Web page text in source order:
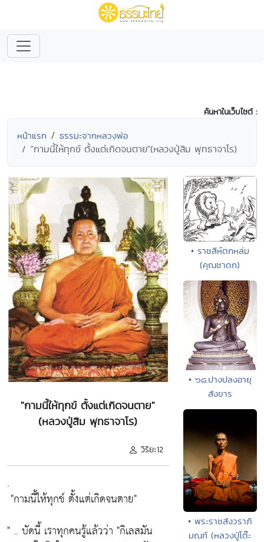
ค้นหาในเว็บไซต์ :
หน้าแรก ธรรมะจากหลวงพ่อ
"กามนี้ให้ทุกข์ ตั้งแต่เกิดจนตาย"(หลวงปู่สิม พุทธาจาโร)
"กามนี้ให้ทุกข์ ตั้งแต่เกิดจนตาย"
(หลวงปู่สิม พุทธาจาโร)
วิริยะ12
.
"กามนี้ให้ทุกข์ ตั้งแต่เกิดจนตาย"
" .. บัดนี้ เราทุกคนรู้แล้วว่า "กิเลสมัน
• ราชสีห์ตกหล่ม
(คุณชาดก)
• ๖๘.ปางปลงอายุ
สังขาร
• พระราชสังวราภิ
มณฑ์ (หลวงปู่โต๊ะ